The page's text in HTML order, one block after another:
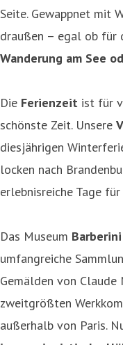
Seite. Gewappnet mit
draußen – egal ob für
Wanderung am See
Die Ferienzeit ist für
schönste Zeit. Unsere
diesjährigen
locken nach
erlebnisreiche Tage
Das Museum
umfangreiche
Gemälden von
zweitgrößten
außerhalb von Paris.